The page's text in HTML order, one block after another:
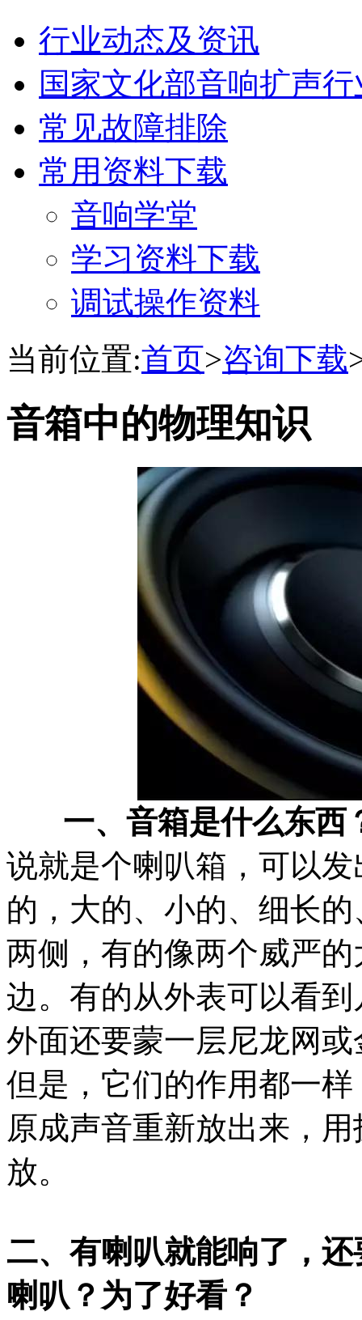
行业动态及资讯
国家文化部音响扩声
常见故障排除
常用资料下载
音响学堂
学习资料下载
调试操作资料
当前位置:首页>咨询下载
音箱中的物理知识
一、音箱是什么东西
说就是个喇叭箱，可以
的，大的、小的、细长
两侧，有的像两个威严
边。有的从外表可以看
外面还要蒙一层尼龙网
但是，它们的作用都一
原成声音重新放出来，
放。
二、有喇叭就能响了，
喇叭？为了好看？